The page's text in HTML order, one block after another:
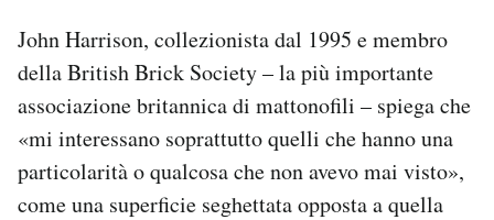
John Harrison, collezionista dal 1995 e membro
della British Brick Society – la più importante
associazione britannica di mattonofili – spiega che
«mi interessano soprattutto quelli che hanno una
particolarità o qualcosa che non avevo mai visto»,
come una superficie seghettata opposta a quella